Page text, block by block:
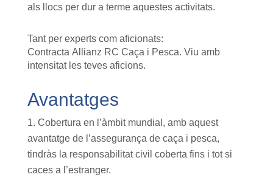
als llocs per dur a terme aquestes activitats.
Tant per experts com aficionats:
Contracta Allianz RC Caça i Pesca. Viu amb
intensitat les teves aficions.
Avantatges
Cobertura en l’àmbit mundial, amb aquest
avantatge de l’assegurança de caça i pesca,
tindràs la responsabilitat civil coberta fins i tot si
caces a l’estranger.